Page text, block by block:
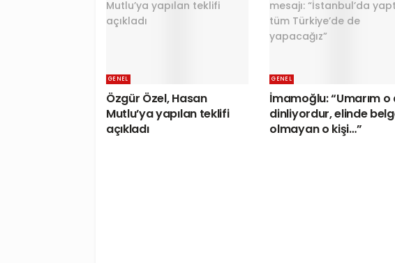
GENEL
Özgür Özel, Hasan
Mutlu’ya yapılan teklifi
açıkladı
GENEL
İmamoğlu: “Umarım o
dinliyordur, elinde
olmayan o kişi…”